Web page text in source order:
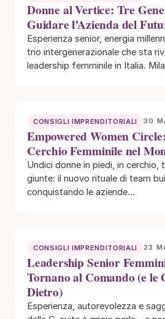
Donne al Vertice: Tre
Guidare l’Azienda del
Esperienza senior, energia
trio intergenerazionale che sta
leadership femminile in Italia.
CONSIGLI IMPRENDITORIALI 30
Empowered Women
Cerchio Femminile nel
Undici donne in piedi, in cerchio,
giunte: il nuovo rituale di team
conquistando le aziende…
CONSIGLI IMPRENDITORIALI 23
Leadership Senior
Tornano al Comando (e le
Dietro)
Esperienza, autorevolezza e